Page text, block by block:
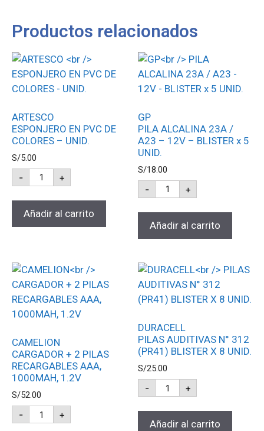
Productos relacionados
ARTESCO
ESPONJERO EN PVC DE
COLORES – UNID.
S/5.00
- +
Añadir al carrito
GP
PILA ALCALINA 23A /
A23 – 12V – BLISTER x 5
UNID.
S/18.00
- +
Añadir al carrito
CAMELION
CARGADOR + 2 PILAS
RECARGABLES AAA,
1000MAH, 1.2V
S/52.00
- +
DURACELL
PILAS AUDITIVAS N° 312
(PR41) BLISTER X 8 UNID.
S/25.00
- +
Añadir al carrito